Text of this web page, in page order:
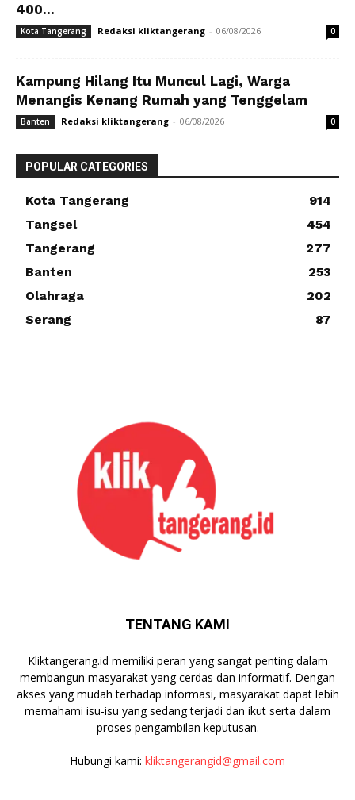
400...
Kota Tangerang Redaksi kliktangerang - 06/08/2026 0
Kampung Hilang Itu Muncul Lagi, Warga
Menangis Kenang Rumah yang Tenggelam
Banten Redaksi kliktangerang - 06/08/2026 0
POPULAR CATEGORIES
Kota Tangerang
914
Tangsel
454
Tangerang
277
Banten
253
Olahraga
202
Serang
87
TENTANG KAMI
Kliktangerang.id memiliki peran yang sangat penting dalam
membangun masyarakat yang cerdas dan informatif. Dengan
akses yang mudah terhadap informasi, masyarakat dapat lebih
memahami isu-isu yang sedang terjadi dan ikut serta dalam
proses pengambilan keputusan.
Hubungi kami: kliktangerangid@gmail.com